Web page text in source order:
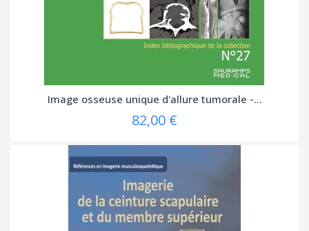
Image osseuse unique d'allure tumorale -...
82,00 €